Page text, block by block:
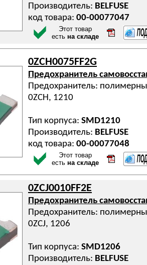
Производитель: BELFUSE
код товара: 00-00077047
Этот товар
есть на складе
0ZCH0075FF2G
Предохранитель
Предохранитель:
0ZCH, 1210
Тип корпуса: SMD1210
Производитель: BELFUSE
код товара: 00-00077048
Этот товар
есть на складе
0ZCJ0010FF2E
Предохранитель
Предохранитель:
0ZCJ, 1206
Тип корпуса: SMD1206
Производитель: BELFUSE